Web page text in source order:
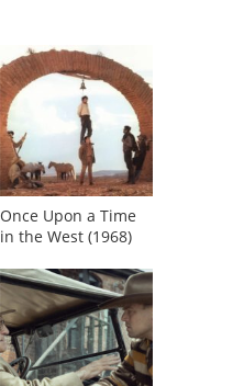
Once Upon a Time
in the West (1968)